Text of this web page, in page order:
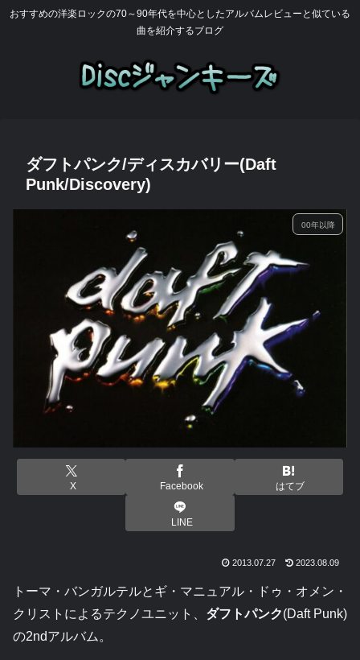
おすすめの洋楽ロックの70～90年代を中心としたアルバムレビューと似ている
曲を紹介するブログ
ダフトパンク/ディスカバリー(Daft
Punk/Discovery)
00年以降
X Facebook はてブ
LINE
2013.07.27 2023.08.09
トーマ・バンガルテルとギ・マニュアル・ドゥ・オメン・
クリストによるテクノユニット、 ダフトパンク(Daft Punk)
の2ndアルバム。